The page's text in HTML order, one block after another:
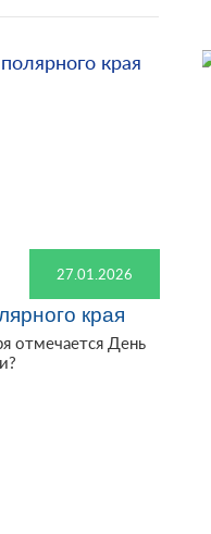
27.01.2026
края
отмечается День